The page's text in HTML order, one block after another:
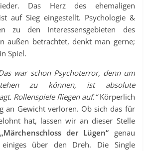
Das Herz des ehemaligen
auf Sieg eingestellt. Psychologie &
zu den Interessensgebieten des
außen betrachtet, denkt man gerne;
Spiel.
war schon Psychoterror, denn um
zu können, ist absolute
Rollenspiele fliegen auf.“Körperlich
an Gewicht verloren. Ob sich das für
hat, lassen wir an dieser Stelle
„Märchenschloss der Lügen“ genau
über den Dreh. Die Single